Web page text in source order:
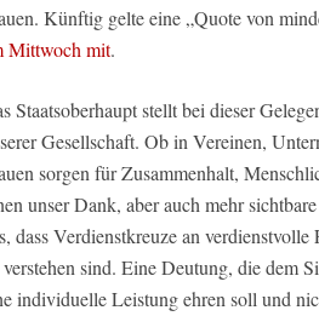
Künftig gelte eine „Quote von
Mittwoch mit.
Staatsoberhaupt stellt bei dieser
Gesellschaft. Ob in Vereinen,
sorgen für Zusammenhalt,
unser Dank, aber auch mehr
dass Verdienstkreuze an
sind. Eine Deutung, die dem
individuelle Leistung ehren soll und